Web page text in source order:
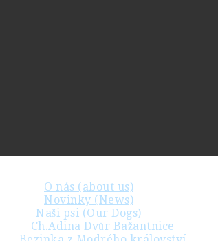
O nás (about us)
Novinky (News)
Naši psi (Our Dogs)
Ch.Adina Dvůr Bažantnice